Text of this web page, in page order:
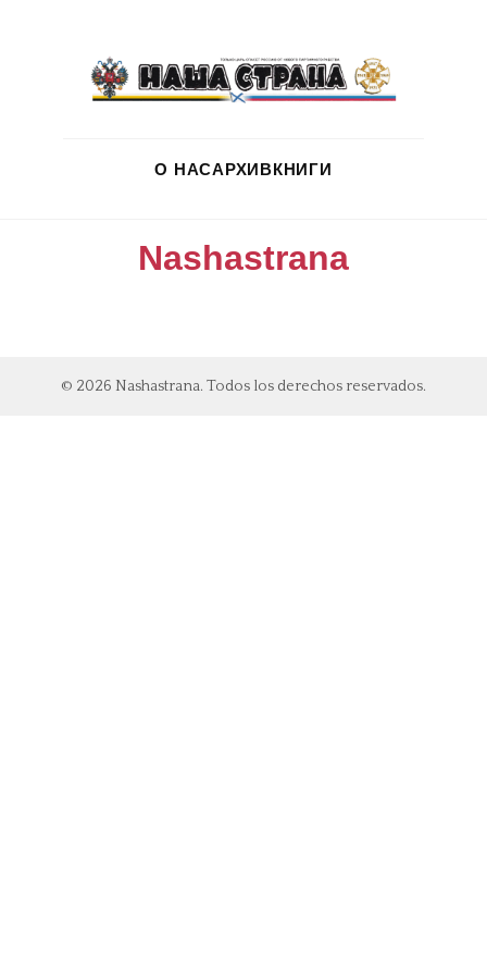
О НАСАРХИВКНИГИ
Nashastrana
© 2026 Nashastrana. Todos los derechos reservados.